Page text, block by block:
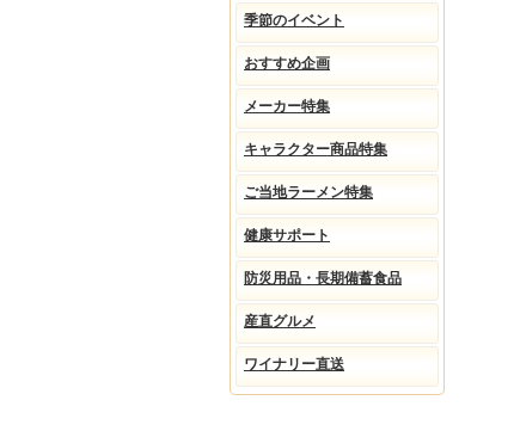
季節のイベント
おすすめ企画
メーカー特集
キャラクター商品特集
ご当地ラーメン特集
健康サポート
防災用品・長期備蓄食品
産直グルメ
ワイナリー直送